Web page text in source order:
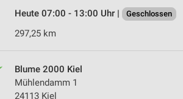
Heute 07:00 - 13:00 Uhr |
Geschlossen
297,25 km
Blume 2000 Kiel
Mühlendamm 1
24113 Kiel